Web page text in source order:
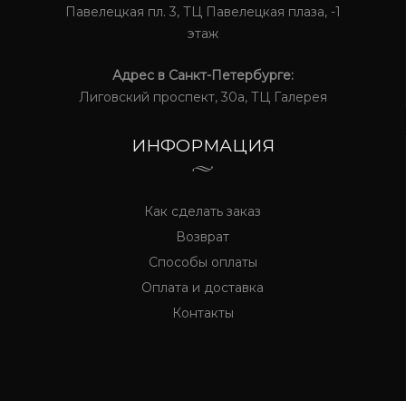
Павелецкая пл. 3, ТЦ Павелецкая плаза, -1
этаж
Адрес в Санкт-Петербурге:
Лиговский проспект, 30а, ТЦ Галерея
ИНФОРМАЦИЯ
Как сделать заказ
Возврат
Способы оплаты
Оплата и доставка
Контакты